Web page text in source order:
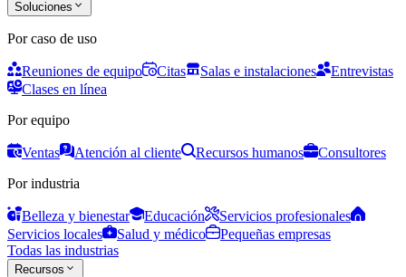
Soluciones
Por caso de uso
Reuniones de equipo Citas Salas e instalaciones
Entrevistas
Clases en línea
Por equipo
Ventas Atención al cliente Recursos humanos
Consultores
Por industria
Belleza y bienestar Educación
Servicios profesionales
Servicios locales
Salud y médico
Pequeñas empresas
Todas las industrias
Recursos